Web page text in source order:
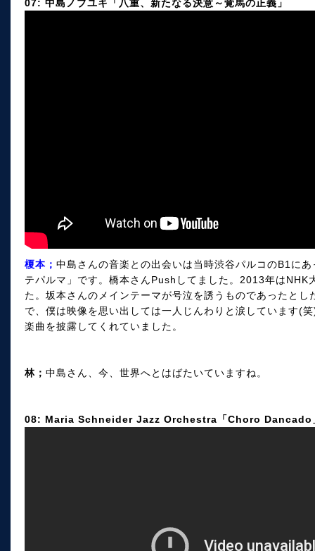
07: 中島ノブユキ「八重、新たなる決意～覚馬の正義」
榎本； 中島さんの音楽との出会いは当時渋谷パルコのB1に
テパルマ」です。橋本さんPushしてました。2013年はNHK
た。坂本さんのメインテーマが号泣を誘うものであったと
で、僕は映像を思い出しては一人じんわりと涙しています(
楽曲を披露してくれていました。
林； 中島さん、今、世界へとはばたいていますね。
08: Maria Schneider Jazz Orchestra「Choro Dancado